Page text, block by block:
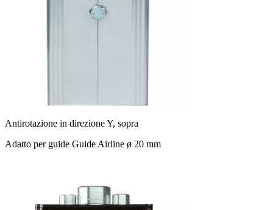
Antirotazione in direzione Y, sopra
Adatto per guide Guide Airline ø 20 mm